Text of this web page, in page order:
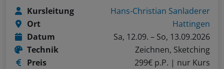
Kursleitung
Hans-Christian Sanladerer
Ort
Hattingen
Datum
Sa, 12.09. – So, 13.09.2026
Technik
Zeichnen, Sketching
Preis
299€ p.P. | nur Kurs